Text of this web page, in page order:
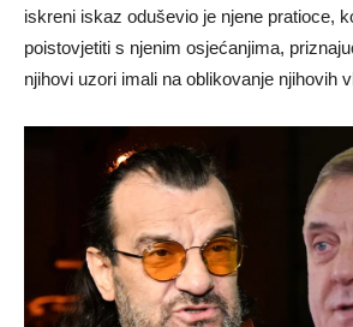
iskreni iskaz oduševio je njene pratioce,
poistovjetiti s njenim osjećanjima,
njihovi uzori imali na oblikovanje njihovih